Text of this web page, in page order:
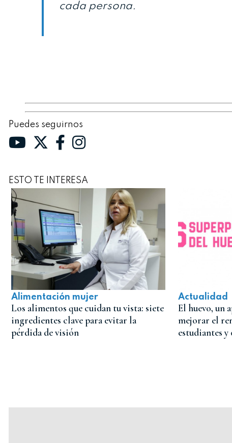
cada persona.
Puedes seguirnos
ESTO TE INTERESA
Alimentación mujer
Los alimentos que cuidan tu vista: siete
ingredientes clave para evitar la
pérdida de visión
Actualidad
El huevo, un
mejorar el
estudiantes